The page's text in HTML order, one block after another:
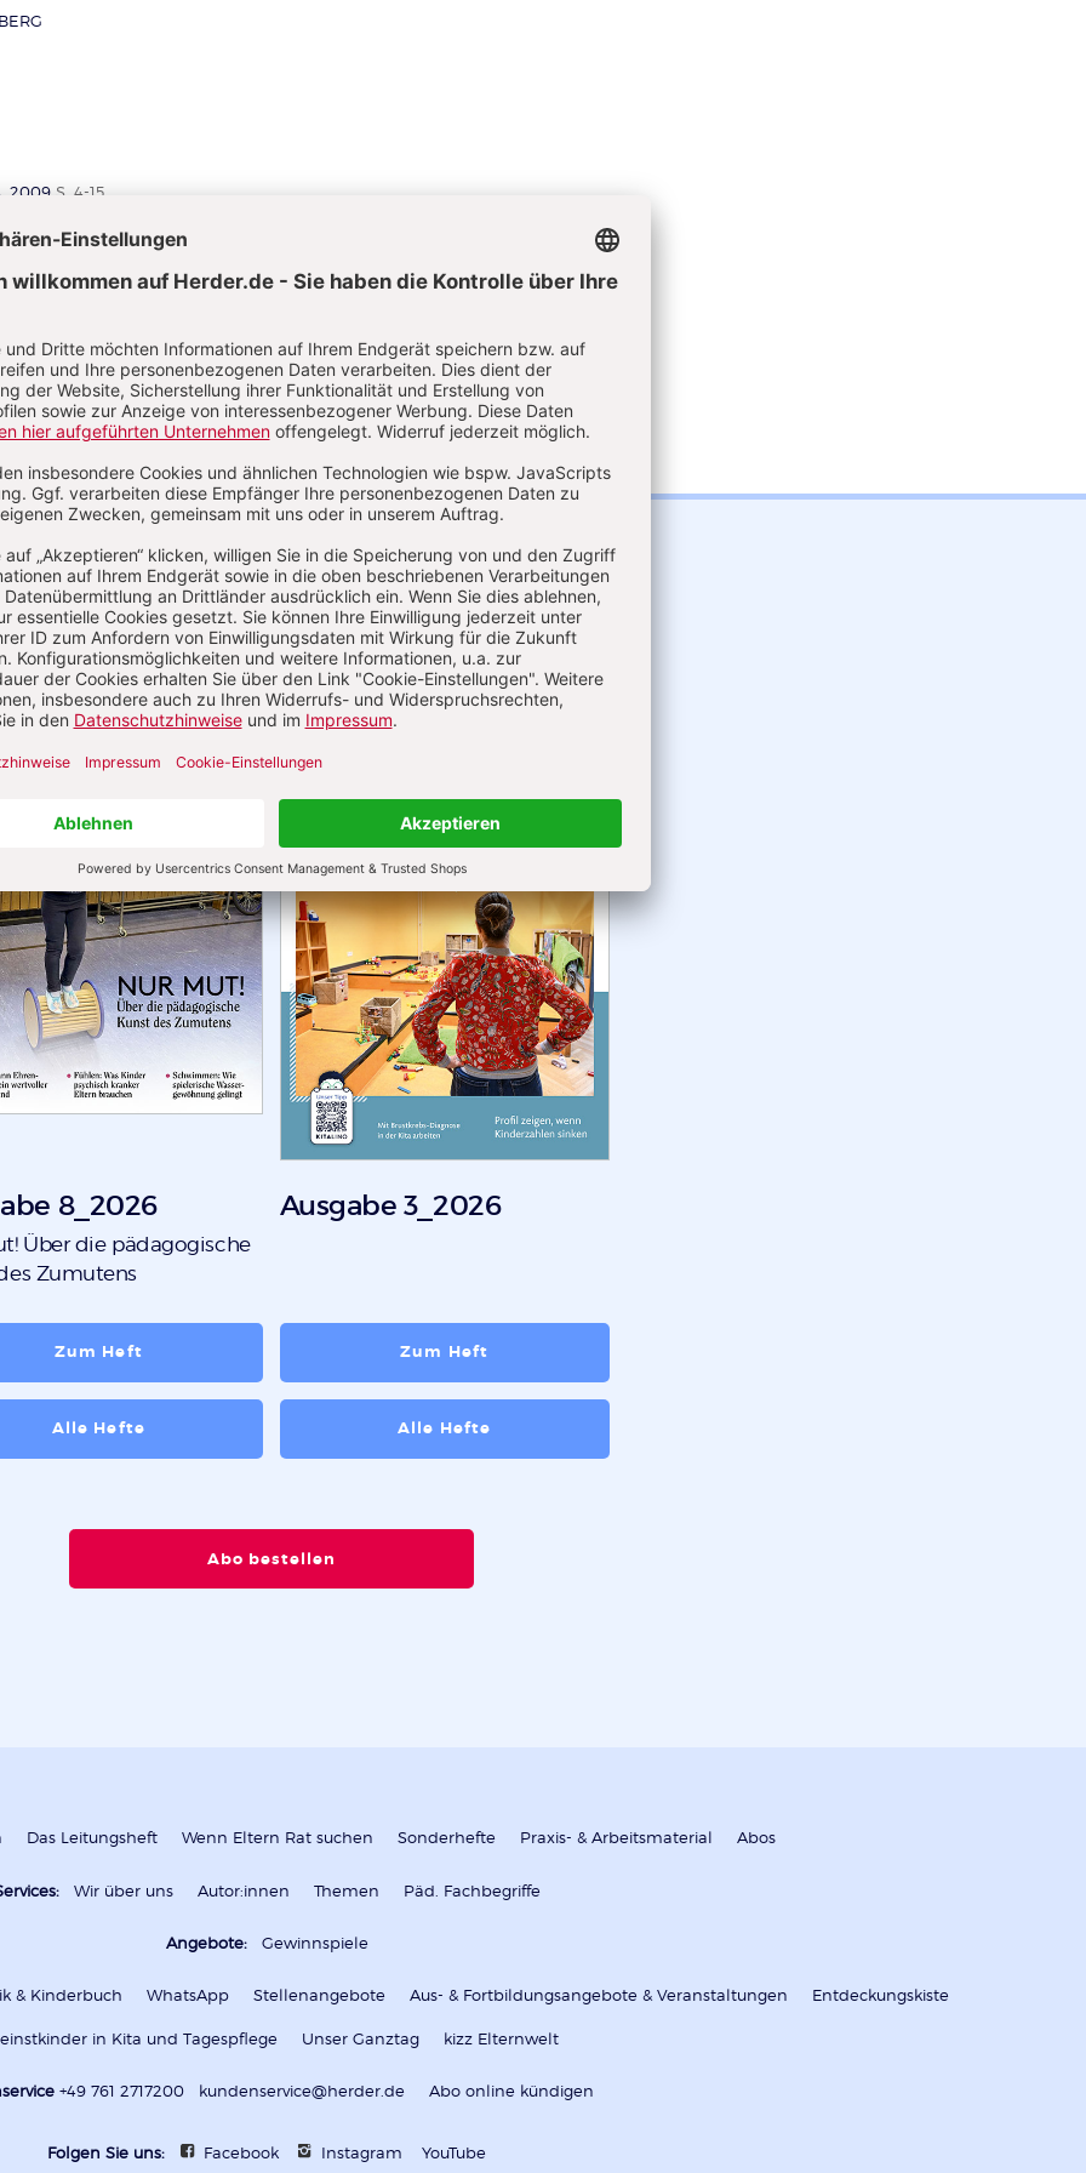
S. 4-15
Betreuungsform für Kinder unter
:Nestgruppe? Große Altersmischung?
Ausgaben
8_2026
Über die pädagogische
Zumutens
Zum Heft
Alle Hefte
Ausgabe 3_2026
Zum Heft
Alle Hefte
Abo bestellen
Das Leitungsheft Wenn Eltern Rat suchen Sonderhefte Praxis- & Arbeitsmaterial Abos
Wir über uns Autor:innen Themen Päd. Fachbegriffe
Angebote: Gewinnspiele
& Kinderbuch WhatsApp Stellenangebote Aus- & Fortbildungsangebote & Veranstaltungen Entdeckungskiste
in Kita und Tagespflege Unser Ganztag kizz Elternwelt
+49 761 2717200 kundenservice@herder.de Abo online kündigen
Folgen Sie uns: Facebook Instagram YouTube